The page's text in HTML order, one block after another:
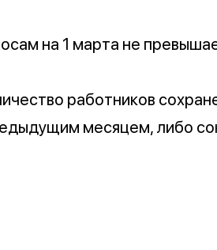
на 1 марта не
работников
месяцем, либо